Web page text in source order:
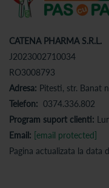
CATENA PHARMA S.R.L.
J2023002710034
RO3008793
Adresa: Pitesti, str. Banat
Telefon: 0374.336.802
Program suport clienti:
Email: [email protected]
Pagina actualizata la